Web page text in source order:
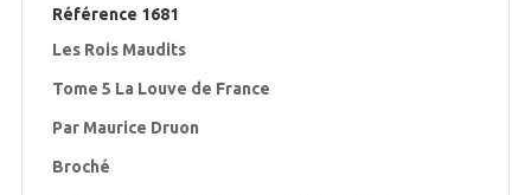
Référence 1681
Les Rois Maudits
Tome 5 La Louve de France
Par Maurice Druon
Broché